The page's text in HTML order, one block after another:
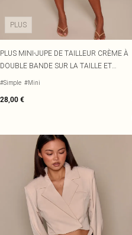
PLUS
PLUS MINI-JUPE DE TAILLEUR CRÈME À
DOUBLE BANDE SUR LA TAILLE ET
CEINTURE
#Simple #Mini
28,00 €